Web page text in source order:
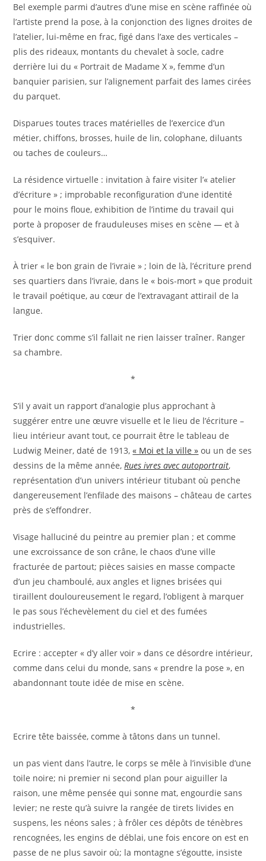
Bel exemple parmi d’autres d’une mise en scène raffinée où
l’artiste prend la pose, à la conjonction des lignes droites de
l’atelier, lui-même en frac, figé dans l’axe des verticales –
plis des rideaux, montants du chevalet à socle, cadre
derrière lui du « Portrait de Madame X », femme d’un
banquier parisien, sur l’alignement parfait des lames cirées
du parquet.
Disparues toutes traces matérielles de l’exercice d’un
métier, chiffons, brosses, huile de lin, colophane, diluants
ou taches de couleurs…
La résidence virtuelle : invitation à faire visiter l’« atelier
d’écriture » ; improbable reconfiguration d’une identité
pour le moins floue, exhibition de l’intime du travail qui
porte à proposer de frauduleuses mises en scène — et à
s’esquiver.
À trier « le bon grain de l’ivraie » ; loin de là, l’écriture prend
ses quartiers dans l’ivraie, dans le « bois-mort » que produit
le travail poétique, au cœur de l’extravagant attirail de la
langue.
Trier donc comme s’il fallait ne rien laisser traîner. Ranger
sa chambre.
*
S’il y avait un rapport d’analogie plus approchant à
suggérer entre une œuvre visuelle et le lieu de l’écriture –
lieu intérieur avant tout, ce pourrait être le tableau de
Ludwig Meiner, daté de 1913,« Moi et la ville » ou un de ses
dessins de la même année, Rues ivres avec autoportrait,
représentation d’un univers intérieur titubant où penche
dangereusement l’enfilade des maisons – château de cartes
près de s’effondrer.
Visage halluciné du peintre au premier plan ; et comme
une excroissance de son crâne, le chaos d’une ville
fracturée de partout; pièces saisies en masse compacte
d’un jeu chamboulé, aux angles et lignes brisées qui
tiraillent douloureusement le regard, l’obligent à marquer
le pas sous l’échevèlement du ciel et des fumées
industrielles.
Ecrire : accepter « d’y aller voir » dans ce désordre intérieur,
comme dans celui du monde, sans « prendre la pose », en
abandonnant toute idée de mise en scène.
*
Ecrire tête baissée, comme à tâtons dans un tunnel.
un pas vient dans l’autre, le corps se mêle à l’invisible d’une
toile noire; ni premier ni second plan pour aiguiller la
raison, une même pensée qui sonne mat, engourdie sans
levier; ne reste qu’à suivre la rangée de tirets livides en
suspens, les néons sales ; à frôler ces dépôts de ténèbres
rencognées, les engins de déblai, une fois encore on est en
passe de ne plus savoir où; la montagne s’égoutte, insiste